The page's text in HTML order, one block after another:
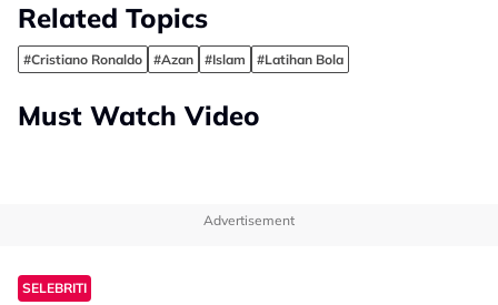
Related Topics
#Cristiano Ronaldo #Azan #Islam #Latihan Bola
Must Watch Video
Advertisement
SELEBRITI